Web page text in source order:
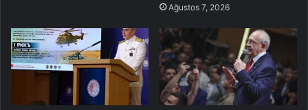
Ağustos 7, 2026